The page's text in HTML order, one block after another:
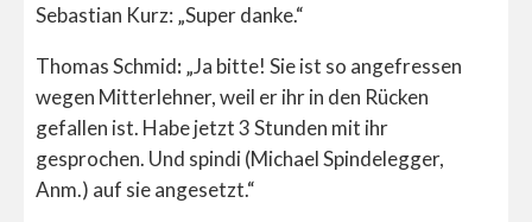
Sebastian Kurz: „Super danke.“
Thomas Schmid:„Ja bitte! Sie ist so angefressen
wegen Mitterlehner, weil er ihr in den Rücken
gefallen ist. Habe jetzt 3 Stunden mit ihr
gesprochen. Und spindi (Michael Spindelegger,
Anm.) auf sie angesetzt.“